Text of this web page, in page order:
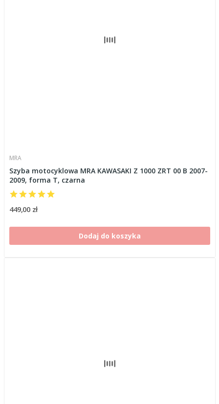
MRA
Szyba motocyklowa MRA KAWASAKI Z 1000 ZRT 00 B 2007-
2009, forma T, czarna
449,00 zł
Dodaj do koszyka